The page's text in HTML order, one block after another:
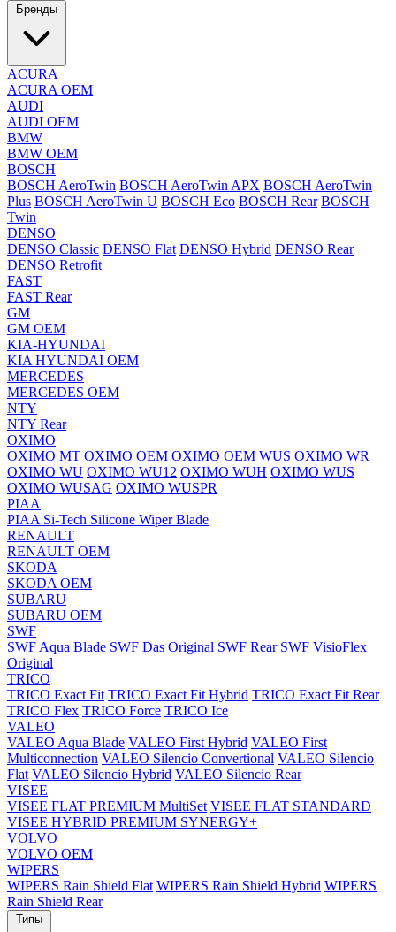
Бренды
ACURA
ACURA OEM
AUDI
AUDI OEM
BMW
BMW OEM
BOSCH
BOSCH AeroTwin BOSCH AeroTwin APX BOSCH AeroTwin
Plus BOSCH AeroTwin U BOSCH Eco BOSCH Rear BOSCH
Twin
DENSO
DENSO Classic DENSO Flat DENSO Hybrid DENSO Rear
DENSO Retrofit
FAST
FAST Rear
GM
GM OEM
KIA-HYUNDAI
KIA HYUNDAI OEM
MERCEDES
MERCEDES OEM
NTY
NTY Rear
OXIMO
OXIMO MT OXIMO OEM OXIMO OEM WUS OXIMO WR
OXIMO WU OXIMO WU12 OXIMO WUH OXIMO WUS
OXIMO WUSAG OXIMO WUSPR
PIAA
PIAA Si-Tech Silicone Wiper Blade
RENAULT
RENAULT OEM
SKODA
SKODA OEM
SUBARU
SUBARU OEM
SWF
SWF Aqua Blade SWF Das Original SWF Rear SWF VisioFlex
Original
TRICO
TRICO Exact Fit TRICO Exact Fit Hybrid TRICO Exact Fit Rear
TRICO Flex TRICO Force TRICO Ice
VALEO
VALEO Aqua Blade VALEO First Hybrid VALEO First
Multiconnection VALEO Silencio Convertional VALEO Silencio
Flat VALEO Silencio Hybrid VALEO Silencio Rear
VISEE
VISEE FLAT PREMIUM MultiSet VISEE FLAT STANDARD
VISEE HYBRID PREMIUM SYNERGY+
VOLVO
VOLVO OEM
WIPERS
WIPERS Rain Shield Flat WIPERS Rain Shield Hybrid WIPERS
Rain Shield Rear
Типы